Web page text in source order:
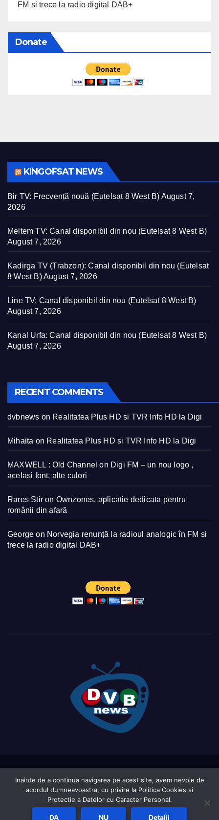
FM si trece la radio digital DAB+
Donate
KINGOFSAT NEWS
Bir TV: Frecvență nouă (Eutelsat 8 West B) August 7,
2026
Meltem TV: Canal disponibil din nou (Eutelsat 8 West B)
August 7, 2026
Kadirga TV (Trabzon): Canal disponibil din nou (Eutelsat
8 West B)August 7, 2026
Line TV: Canal disponibil din nou (Eutelsat 8 West B)
August 7, 2026
Kanal Urfa: Canal disponibil din nou (Eutelsat 8 West B)
August 7, 2026
RECENT COMMENTS
dvbnews on Realitatea Plus HD si TVR Info HD la Digi
Mihaita on Realitatea Plus HD si TVR Info HD la Digi
MAXWELL : Old Channel on Digi FM – un nou logo ,
acelasi font, alte culori
Rares Stir on Ownzones, aplicatie dedicata pentru
românii din afară
George on Norvegia renunță la radioul analogic în FM si
trece la radio digital DAB+
Acasa Ce este DVB-ul? LIVE TV ( in curs de actualizare )
Report an active frequency Sat Shop List
Inainte de a continua navigarea pe acest site, avem nevoie de
acordul dumneavoastra, cu privire la Politica Cookies si
Protectie a Datelor cu Caracter Personal.
DA NU Detalii